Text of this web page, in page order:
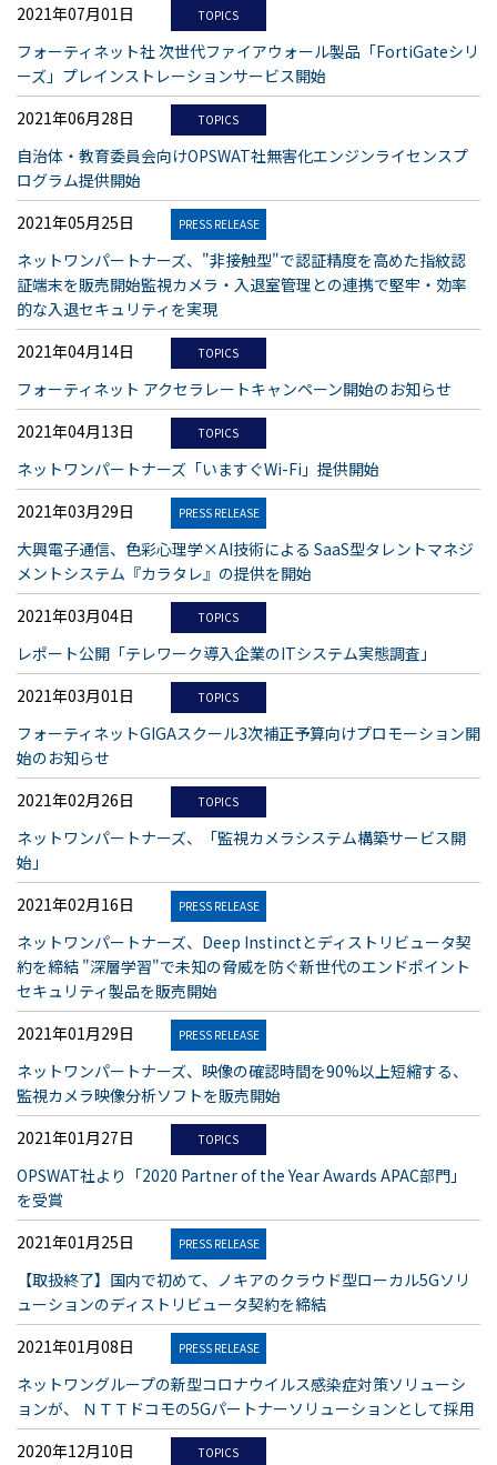
2021年07月01日 TOPICS
フォーティネット社 次世代ファイアウォール製品「FortiGateシリ
ーズ」プレインストレーションサービス開始
2021年06月28日
TOPICS
自治体・教育委員会向けOPSWAT社無害化エンジンライセンスプ
ログラム提供開始
2021年05月25日
PRESS RELEASE
ネットワンパートナーズ、"非接触型"で認証精度を高めた指紋認
証端末を販売開始監視カメラ・入退室管理との連携で堅牢・効率
的な入退セキュリティを実現
2021年04月14日
TOPICS
フォーティネット アクセラレートキャンペーン開始のお知らせ
2021年04月13日
TOPICS
ネットワンパートナーズ「いますぐWi-Fi」提供開始
2021年03月29日
PRESS RELEASE
大興電子通信、色彩心理学×AI技術による SaaS型タレントマネジ
メントシステム『カラタレ』の提供を開始
2021年03月04日
TOPICS
レポート公開「テレワーク導入企業のITシステム実態調査」
2021年03月01日
TOPICS
フォーティネットGIGAスクール3次補正予算向けプロモーション開
始のお知らせ
2021年02月26日
TOPICS
ネットワンパートナーズ、「監視カメラシステム構築サービス開
始」
2021年02月16日
PRESS RELEASE
ネットワンパートナーズ、Deep Instinctとディストリビュータ契
約を締結 "深層学習"で未知の脅威を防ぐ新世代のエンドポイント
セキュリティ製品を販売開始
2021年01月29日
PRESS RELEASE
ネットワンパートナーズ、映像の確認時間を90%以上短縮する、
監視カメラ映像分析ソフトを販売開始
2021年01月27日
TOPICS
OPSWAT社より「2020 Partner of the Year Awards APAC部門」
を受賞
2021年01月25日
PRESS RELEASE
【取扱終了】国内で初めて、ノキアのクラウド型ローカル5Gソリ
ューションのディストリビュータ契約を締結
2021年01月08日
PRESS RELEASE
ネットワングループの新型コロナウイルス感染症対策ソリューシ
ョンが、 ＮＴＴドコモの5Gパートナーソリューションとして採用
2020年12月10日
TOPICS